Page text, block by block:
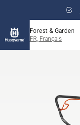
Forest & Garden
FR, Français